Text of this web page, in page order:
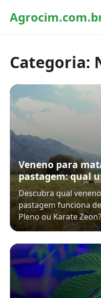
Categoria:
Veneno para
pastagem: qual
Descubra qual
pastagem funciona
Pleno ou Karate